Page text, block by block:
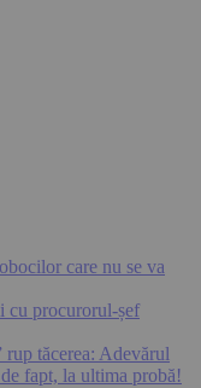
care nu se va
cu procurorul-șef
tăcerea: Adevărul
fapt, la ultima probă!